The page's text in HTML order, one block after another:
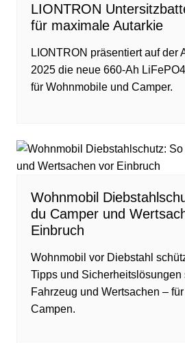
LIONTRON
für maximale Autarkie
LIONTRON präsentiert auf der
2025 die neue 660-Ah
für Wohnmobile und Camper.
Wohnmobil
du Camper und
Einbruch
Wohnmobil vor Diebstahl
Tipps und Sicherheitslösungen
Fahrzeug und Wertsachen –
Campen.